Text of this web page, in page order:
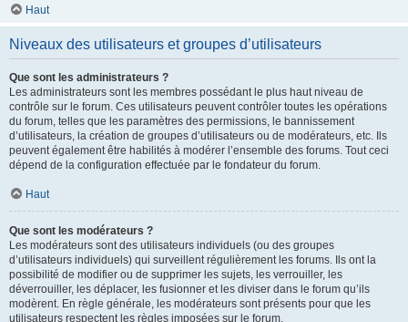
Haut
Niveaux des utilisateurs et groupes d’utilisateurs
Que sont les administrateurs ?
Les administrateurs sont les membres possédant le plus haut niveau de
contrôle sur le forum. Ces utilisateurs peuvent contrôler toutes les opérations
du forum, telles que les paramètres des permissions, le bannissement
d’utilisateurs, la création de groupes d’utilisateurs ou de modérateurs, etc. Ils
peuvent également être habilités à modérer l’ensemble des forums. Tout ceci
dépend de la configuration effectuée par le fondateur du forum.
Haut
Que sont les modérateurs ?
Les modérateurs sont des utilisateurs individuels (ou des groupes
d’utilisateurs individuels) qui surveillent régulièrement les forums. Ils ont la
possibilité de modifier ou de supprimer les sujets, les verrouiller, les
déverrouiller, les déplacer, les fusionner et les diviser dans le forum qu’ils
modèrent. En règle générale, les modérateurs sont présents pour que les
utilisateurs respectent les règles imposées sur le forum.